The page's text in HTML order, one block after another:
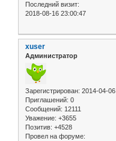
Последний визит:
2018-08-16 23:00:47
xuser
Администратор
Зарегистрирован: 2014-04-06
Приглашений: 0
Сообщений: 12111
Уважение: +3655
Позитив: +4528
Провел на форуме: